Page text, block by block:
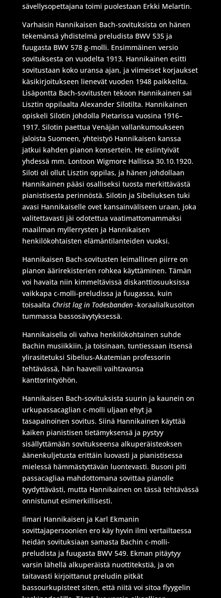
sävellysopettajana toimi puolestaan Erkki Melartin.
Varhaisin Hannikaisen Bach-sovituksista on hänen
tekemänsä yhdistelmä preludista BWV 535 ja
fuugasta BWV 578 g-molli. Ensimmäinen versio
sovituksesta on vuodelta 1913. Hannikainen esitti
sovitustaan koko uransa ajan, ja viimeiset korjaukset
käsikirjoitukseen lienevät vuoden 1948 paikkeilta.
Lisäpontta Bach-sovitusten tekoon Hannikainen sai
Lisztin oppilaalta Alexander Silotilta. Hannikainen
opiskeli Silotin johdolla Pietarissa vuosina 1916–
1917. Silotin paettua Venäjän vallankumoukseen
jaloista Suomeen, yhteistyö Hannikaisen kanssa
jatkui kahden pianon konsertein. He esiintyivät
yhdessä mm. Lontoon Wigmore Hallissa 30.10.1920.
Siloti oli ollut Lisztin oppilas, ja hänen johdollaan
Hannikainen pääsi osalliseksi tuosta merkittävästä
pianistisesta perinnöstä. Silotin ja Sibeliuksen tuki
avasi Hannikaiselle ovet kansainväliseen uraan, joka
valitettavasti jäi odotettua vaatimattomammaksi
maailman myllerrysten ja Hannikaisen
henkilökohtaisten elämäntilanteiden vuoksi.
Hannikaisen Bach-sovitusten leimallinen piirre on
pianon äärirekisterien rohkea käyttäminen. Tämän
voi havaita niin kimmeltävissä diskanttiosuuksissa
vaikkapa c-molli-preludissa ja fuugassa, kuin
toisaalta Christ lag in Todesbanden -koraalialkusoiton
tummassa bassosävytyksessä.
Hannikaisella oli vahva henkilökohtainen suhde
Bachin musiikkiin, ja toisinaan, tuntiessaan itsensä
ylirasitetuksi Sibelius-Akatemian professorin
tehtävässä, hän haaveili vaihtavansa
kanttorintyöhön.
Hannikaisen Bach-sovituksista suurin ja kaunein on
urkupassacaglian c-molli uljaan ehyt ja
tasapainoinen sovitus. Siinä Hannikainen käyttää
kaiken pianistisen tietämyksensä ja pystyy
sisällyttämään sovitukseensa alkuperäisteoksen
äänenkuljetusta erittäin luovasti ja pianistisessa
mielessä hämmästyttävän luontevasti. Busoni piti
passacagliaa mahdottomana sovittaa pianolle
tyydyttävästi, mutta Hannikainen on tässä tehtävässä
onnistunut esimerkillisesti.
Ilmari Hannikaisen ja Karl Ekmanin
sovittajapersoonien ero käy hyvin ilmi vertailtaessa
heidän sovituksiaan samasta Bachin c-molli-
preludista ja fuugasta BWV 549. Ekman pitäytyy
varsin lähellä alkuperäistä nuottitekstiä, ja on
taitavasti kirjoittanut preludin pitkät
bassourkupisteet siten, että niitä voi sitoa flyygelin